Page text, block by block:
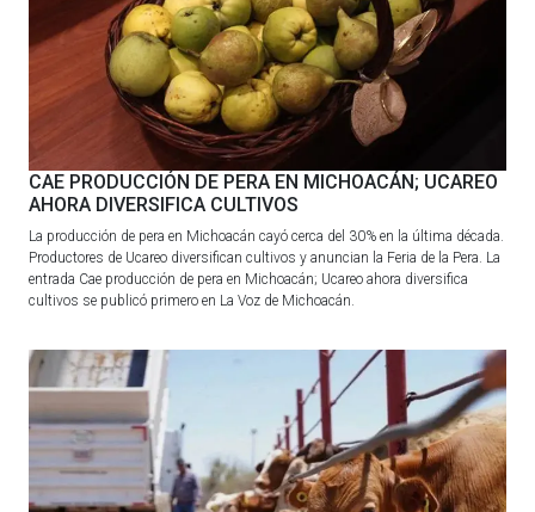
CAE PRODUCCIÓN DE PERA EN MICHOACÁN; UCAREO
AHORA DIVERSIFICA CULTIVOS
La producción de pera en Michoacán cayó cerca del 30% en la última década.
Productores de Ucareo diversifican cultivos y anuncian la Feria de la Pera. La
entrada Cae producción de pera en Michoacán; Ucareo ahora diversifica
cultivos se publicó primero en La Voz de Michoacán.